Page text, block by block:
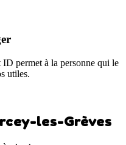
permet à la personne qui le
utiles.
les-Grèves